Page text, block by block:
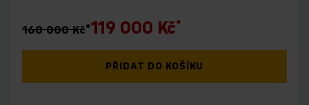
160 000 Kč 119 000 Kč
PŘIDAT DO KOŠÍKU